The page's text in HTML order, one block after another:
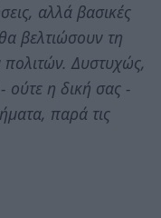
αλλά βασικές
βελτιώσουν τη
Δυστυχώς,
ούτε η δική σας -
παρά τις